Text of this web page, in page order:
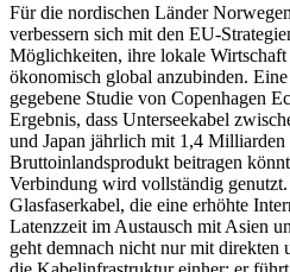
Für die nordischen Länder
verbessern sich mit den EU-
Möglichkeiten, ihre lokale
ökonomisch global anzubinden.
gegebene Studie von Copenhagen
Ergebnis, dass Unterseekabel
und Japan jährlich mit 1,4 Milliar­den
Bruttoinlandsprodukt beitragen
Verbindung wird vollständig
Glasfaserkabel, die eine erhöhte
Latenzzeit im Austausch mit Asien
geht demnach nicht nur mit direkten